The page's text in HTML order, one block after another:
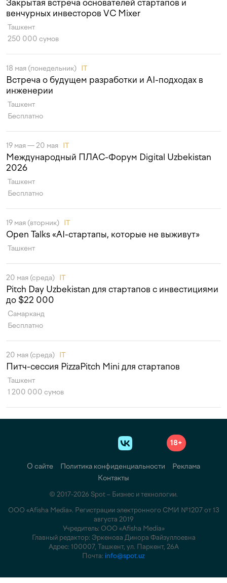
Закрытая встреча основателей стартапов и
венчурных инвесторов VC Mixer
Ташкент
250 000 сумов
18 мая (понедельник) IT
Встреча о будущем разработки и AI-подходах в
инженерии
Ташкент
Бесплатно
19 мая — 20 мая IT
Международный ПЛАС-Форум Digital Uzbekistan
2026
Ташкент
Бесплатно
19 мая (вторник) IT
Open Talks «AI-стартапы, которые не выживут»
Ташкент
20 мая (среда) IT
Pitch Day Uzbekistan для стартапов с инвестициями
до $22 000
Самарканд
Бесплатно
20 мая (среда) IT
Питч-сессия PizzaPitch Mini для стартапов
Ташкент
1 200 000 сумов
18+
О сайте Политика конфиденциальности
Реклама
Контакты
© 2017-2026 Spot – Бизнес и технологии.
ООО «Afisha Media». Регистрации электронного СМИ №1207 от 13
августа 2019
Учредитель: ООО «Afisha Media»
Главный редактор: Эркенова Динора Файзуллоевна
Адрес: 100007, Ташкент, ул. Паркент, 26А
Почта: info@spot.uz